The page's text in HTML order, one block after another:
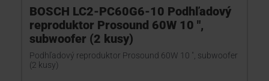
BOSCH LC2-PC60G6-10 Podhľadový
reproduktor Prosound 60W 10 ",
subwoofer (2 kusy)
Podhľadový reproduktor Prosound 60W 10 ", subwoofer
(2 kusy)